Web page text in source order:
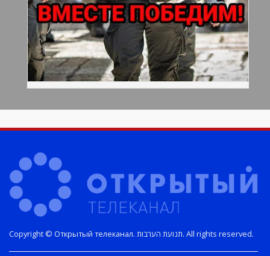
Copyright © Открытый телеканал. תנועת הערבות. All rights reserved.